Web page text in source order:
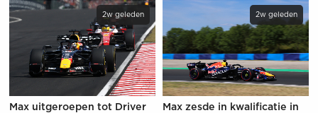
2w geleden
Max uitgeroepen tot Driver
2w geleden
Max zesde in kwalificatie in